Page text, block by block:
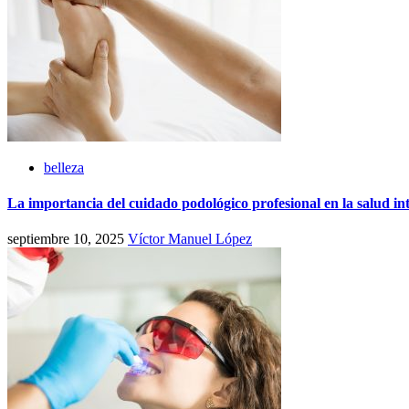
belleza
La importancia del cuidado podológico profesional en la salud
septiembre 10, 2025 Víctor Manuel López